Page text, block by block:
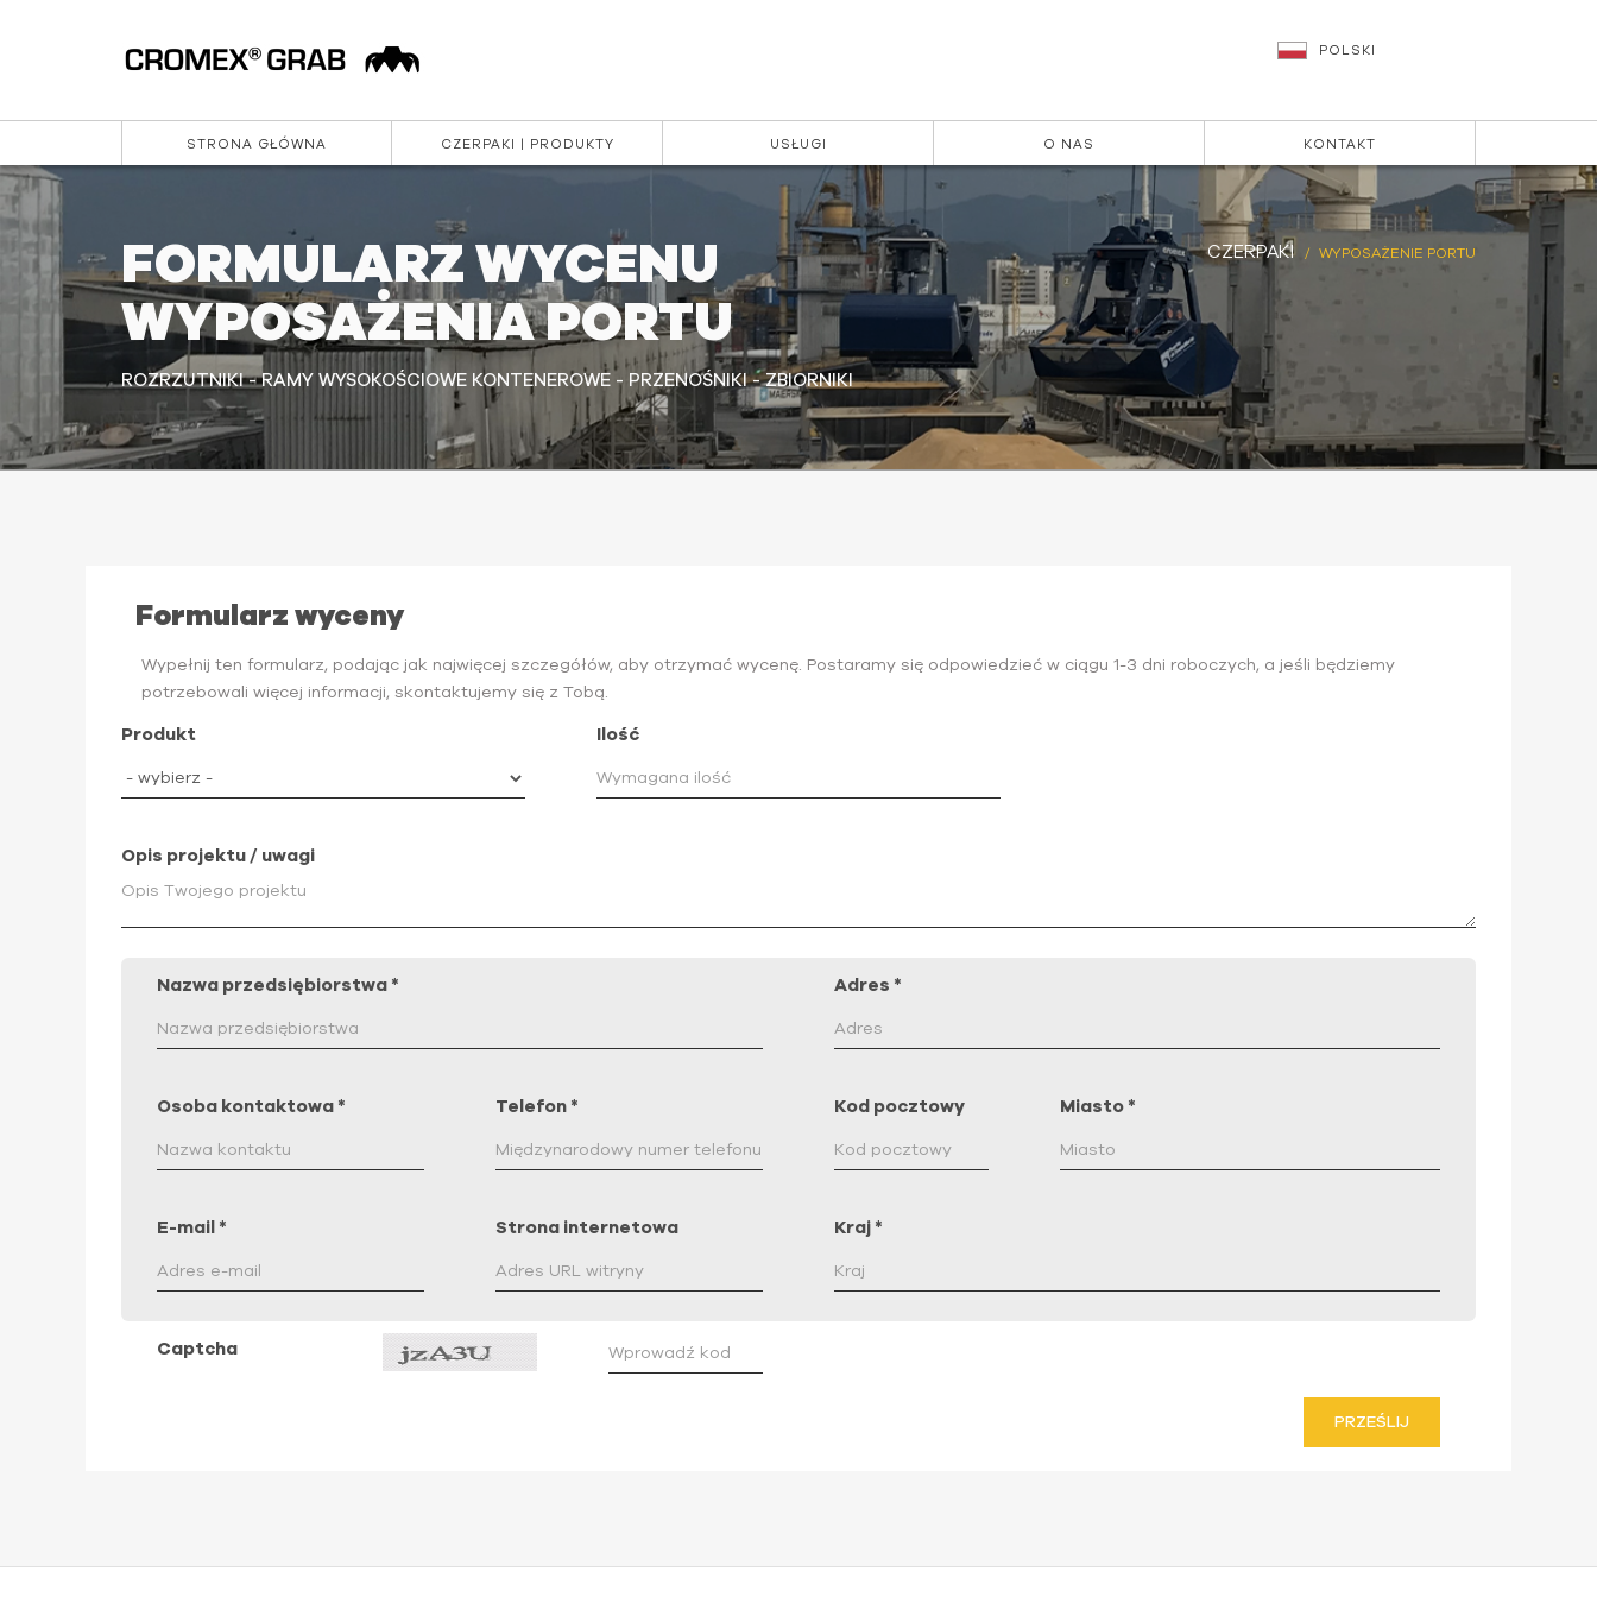
STRONA GŁÓWNA CZERPAKI | PRODUKTY USŁUGI O NAS KONTAKT
POLSKI
FORMULARZ WYCENU
WYPOSAŻENIA PORTU
ROZRZUTNIKI - RAMY WYSOKOŚCIOWE KONTENEROWE - PRZENOŚNIKI - ZBIORNIKI
CZERPAKI WYPOSAŻENIE PORTU
Formularz wyceny
Wypełnij ten formularz, podając jak najwięcej szczegółów, aby otrzymać wycenę. Postaramy się odpowiedzieć w ciągu 1-3 dni roboczych, a jeśli będziemy
potrzebowali więcej informacji, skontaktujemy się z Tobą.
Produkt Ilość
Opis projektu / uwagi
Nazwa przedsiębiorstwa * Adres *
Osoba kontaktowa * Telefon * Kod pocztowy Miasto *
E-mail * Strona internetowa Kraj *
Captcha
PRZEŚLIJ